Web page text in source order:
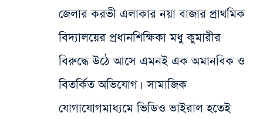
জেলার করভী এলাকার নয়া বাজার প্রাথমিক
বিদ্যালয়ের প্রধানশিক্ষিকা মধু কুমারীর
বিরুদ্ধে উঠে আসে এমনই এক অমানবিক ও
বিতর্কিত অভিযোগ। সামাজিক
যোগাযোগমাধ্যমে ভিডিও ভাইরাল হতেই